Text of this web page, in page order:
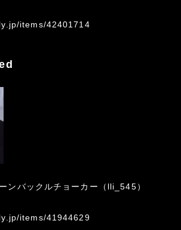
items/42401714
ンバックルチョーカー（lli_545）
items/41944629